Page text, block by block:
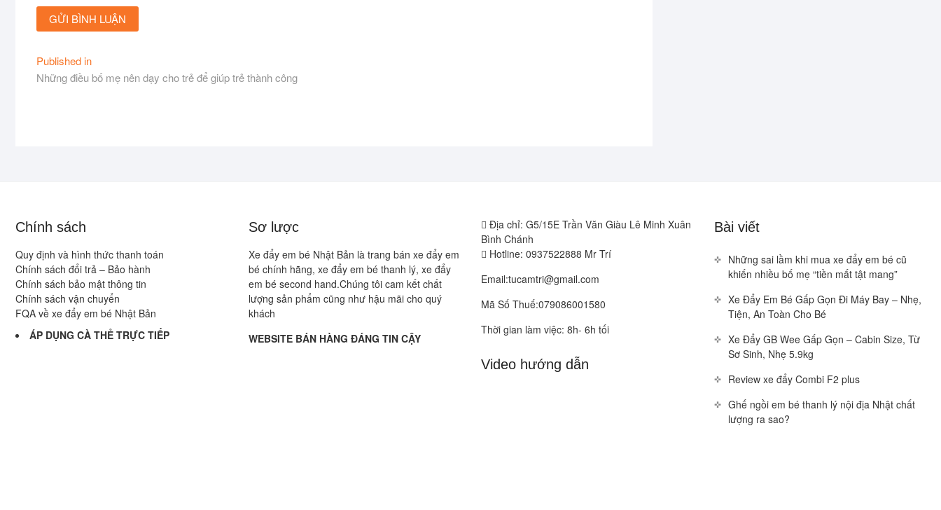
Điều
hướng
Published in
Những điều bố mẹ nên dạy cho trẻ để giúp trẻ thành công
Chính sách
Quy định và hình thức thanh toán
Chính sách đổi trả – Bảo hành
Chính sách bảo mật thông tin
Chính sách vận chuyển
FQA về xe đẩy em bé Nhật Bản
ÁP DỤNG CÀ THẺ TRỰC TIẾP
Sơ lược
Xe đẩy em bé Nhật Bản là trang bán xe đẩy em
bé chính hãng, xe đẩy em bé thanh lý, xe đẩy
em bé second hand.Chúng tôi cam kết chất
lượng sản phẩm cũng như hậu mãi cho quý
khách
WEBSITE BÁN HÀNG ĐÁNG TIN CẬY
Địa chỉ: G5/15E Trần Văn Giàu Lê Minh Xuân
Bình Chánh
Hotline: 0937522888 Mr Trí
Email:tucamtri@gmail.com
Mã Số Thuế:079086001580
Thời gian làm việc: 8h- 6h tối
Video hướng dẫn
Bài viết
Những sai lầm khi mua xe đẩy em bé cũ
khiến nhiều bố mẹ “tiền mất tật mang”
Xe Đẩy Em Bé Gấp Gọn Đi Máy Bay – Nhẹ,
Tiện, An Toàn Cho Bé
Xe Đẩy GB Wee Gấp Gọn – Cabin Size, Từ
Sơ Sinh, Nhẹ 5.9kg
Review xe đẩy Combi F2 plus
Ghế ngồi em bé thanh lý nội địa Nhật chất
lượng ra sao?